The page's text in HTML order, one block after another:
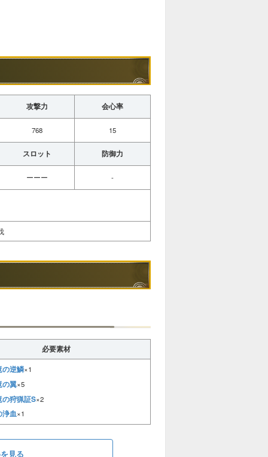
攻撃力 会心率
768 15
スロット 防御力
ーーー -
必要素材
の逆鱗×1
の翼×5
の狩猟証S×2
浄血×1
見る